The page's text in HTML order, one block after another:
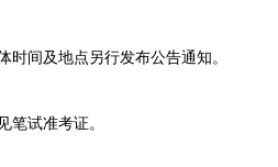
间及地点另行发布公告通知。
试准考证。